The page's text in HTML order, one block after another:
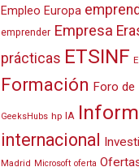
Empleo Europa
emprender Empresa
prácticas ETSINF
Formación Foro de
GeeksHubs hp IA
internacional
Madrid Microsoft oferta